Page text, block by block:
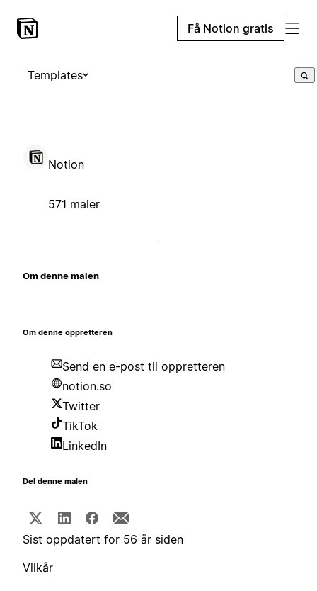
Få Notion gratis
Templates
Notion
571 maler
Om denne malen
Om denne oppretteren
Send en e-post til oppretteren
notion.so
Twitter
TikTok
LinkedIn
Del denne malen
Sist oppdatert for 56 år siden
Vilkår